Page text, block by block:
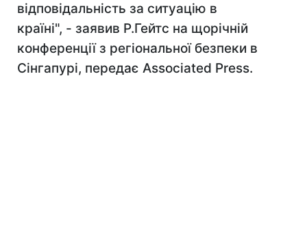
відповідальність за ситуацію в
країні", - заявив Р.Гейтс на щорічній
конференції з регіональної безпеки в
Сінгапурі, передає Associated Press.